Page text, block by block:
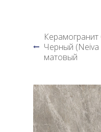
Черный (Neiva
матовый